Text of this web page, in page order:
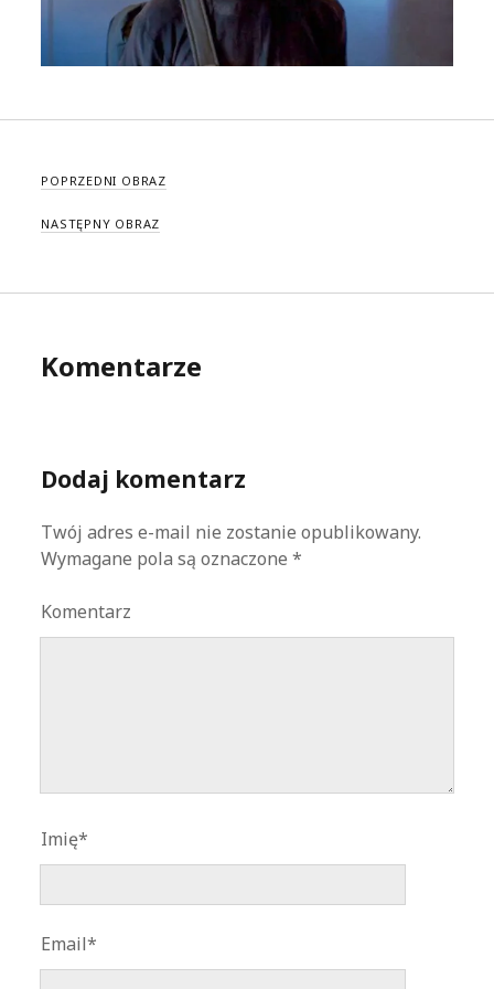
POPRZEDNI OBRAZ
NASTĘPNY OBRAZ
Komentarze
Dodaj komentarz
Twój adres e-mail nie zostanie opublikowany.
Wymagane pola są oznaczone*
Komentarz
Imię*
Email*